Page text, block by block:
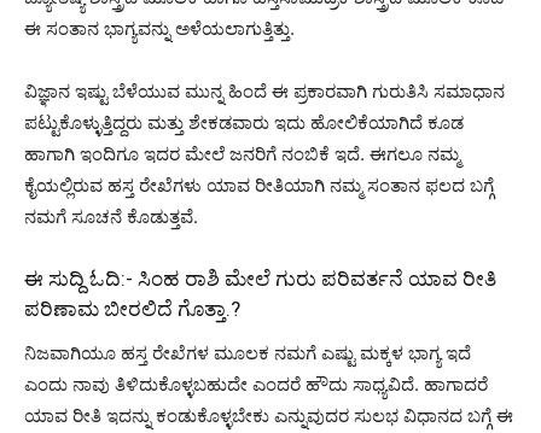
ಈ ಸಂತಾನ ಭಾಗ್ಯವನ್ನು ಅಳೆಯಲಾಗುತ್ತಿತ್ತು.
ವಿಜ್ಞಾನ ಇಷ್ಟು ಬೆಳೆಯುವ ಮುನ್ನ ಹಿಂದೆ ಈ ಪ್ರಕಾರವಾಗಿ ಗುರುತಿಸಿ ಸಮಾಧಾನ
ಪಟ್ಟುಕೊಳ್ಳುತ್ತಿದ್ದರು ಮತ್ತು ಶೇಕಡವಾರು ಇದು ಹೋಲಿಕೆಯಾಗಿದೆ ಕೂಡ
ಹಾಗಾಗಿ ಇಂದಿಗೂ ಇದರ ಮೇಲೆ ಜನರಿಗೆ ನಂಬಿಕೆ ಇದೆ. ಈಗಲೂ ನಮ್ಮ
ಕೈಯಲ್ಲಿರುವ ಹಸ್ತ ರೇಖೆಗಳು ಯಾವ ರೀತಿಯಾಗಿ ನಮ್ಮ ಸಂತಾನ ಫಲದ ಬಗ್ಗೆ
ನಮಗೆ ಸೂಚನೆ ಕೊಡುತ್ತವೆ.
ಈ ಸುದ್ದಿ ಓದಿ:- ಸಿಂಹ ರಾಶಿ ಮೇಲೆ ಗುರು ಪರಿವರ್ತನೆ ಯಾವ ರೀತಿ
ಪರಿಣಾಮ ಬೀರಲಿದೆ ಗೊತ್ತಾ.?
ನಿಜವಾಗಿಯೂ ಹಸ್ತ ರೇಖೆಗಳ ಮೂಲಕ ನಮಗೆ ಎಷ್ಟು ಮಕ್ಕಳ ಭಾಗ್ಯ ಇದೆ
ಎಂದು ನಾವು ತಿಳಿದುಕೊಳ್ಳಬಹುದೇ ಎಂದರೆ ಹೌದು ಸಾಧ್ಯವಿದೆ. ಹಾಗಾದರೆ
ಯಾವ ರೀತಿ ಇದನ್ನು ಕಂಡುಕೊಳ್ಳಬೇಕು ಎನ್ನುವುದರ ಸುಲಭ ವಿಧಾನದ ಬಗ್ಗೆ ಈ